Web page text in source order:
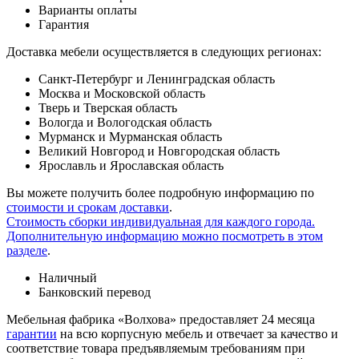
Варианты оплаты
Гарантия
Доставка мебели осуществляется в следующих регионах:
Санкт-Петербург и Ленинградская область
Москва и Московской область
Тверь и Тверская область
Вологда и Вологодская область
Мурманск и Мурманская область
Великий Новгород и Новгородская область
Ярославль и Ярославская область
Вы можете получить более подробную информацию по
стоимости и срокам доставки.
Стоимость сборки индивидуальная для каждого города.
Дополнительную информацию можно посмотреть в этом
разделе.
Наличный
Банковский перевод
Мебельная фабрика «Волхова» предоставляет 24 месяца
гарантии на всю корпусную мебель и отвечает за качество и
соответствие товара предъяв­ляе­мым требованиям при